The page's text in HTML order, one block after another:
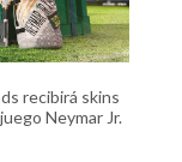
recibirá skins
Neymar Jr.